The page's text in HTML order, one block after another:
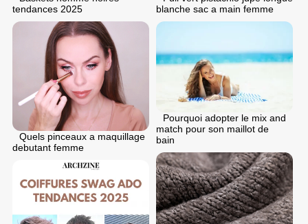
tendances 2025
blanche sac a main femme
Quels pinceaux a maquillage
debutant femme
Pourquoi adopter le mix and
match pour son maillot de
bain